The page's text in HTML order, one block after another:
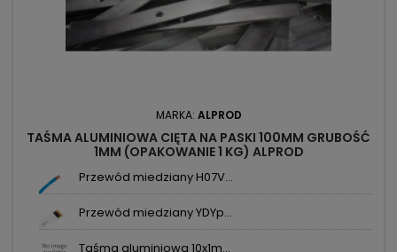
MARKA: ALPROD
TAŚMA ALUMINIOWA CIĘTA NA PASKI 100MM GRUBOŚĆ
1MM (OPAKOWANIE 1 KG) ALPROD
Przewód miedziany H07V...
Przewód miedziany YDYp...
Taśma aluminiowa 10x1m...